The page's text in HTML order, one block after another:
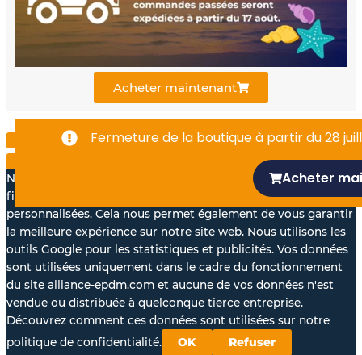
o
k
-
e
i
n
Acheter maintenant
Fermeture de la boutique à partir du 28
Acheter
Nous aimerions avec votre accord, utiliser vos données à des
fins statistiques et pour vous proposer des annonces
personnalisées. Cela nous permet également de vous garantir
la meilleure expérience sur notre site web. Nous utilisons les
outils Google pour les statistiques et publicités. Vos données
sont utilisées uniquement dans le cadre du fonctionnement
du site alliance-epdm.com et aucune de vos données n'est
vendue ou distribuée à quelconque tierce entreprise.
Découvrez comment ces données sont utilisées sur notre
politique de confidentialité.
OK Refuser